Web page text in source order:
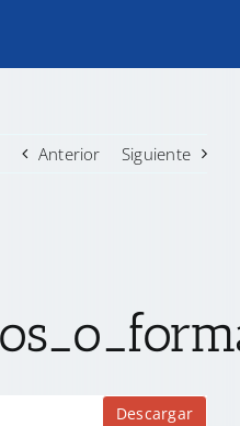
Anterior Siguiente
Descargar